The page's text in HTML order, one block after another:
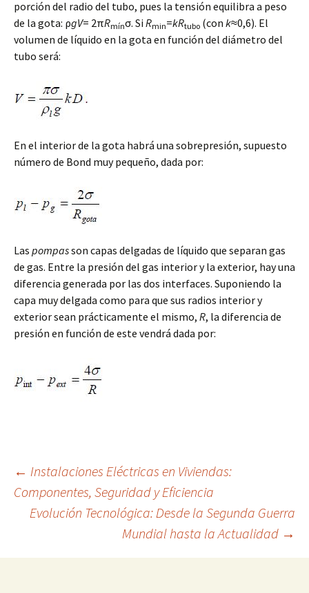
porción del radio del tubo, pues la tensión equilibra a peso
de la gota: ρgV= 2πRmínσ. Si Rmin=kRtubo (con k≈0,6). El
volumen de líquido en la gota en función del diámetro del
tubo será:
En el interior de la gota habrá una sobrepresión, supuesto
número de Bond muy pequeño, dada por:
Las pompasson capas delgadas de líquido que separan gas
de gas. Entre la presión del gas interior y la exterior, hay una
diferencia generada por las dos interfaces. Suponiendo la
capa muy delgada como para que sus radios interior y
exterior sean prácticamente el mismo, R, la diferencia de
presión en función de este vendrá dada por:
Navegación
de
entradas
← Instalaciones Eléctricas en Viviendas:
Componentes, Seguridad y Eficiencia
Evolución Tecnológica: Desde la Segunda Guerra
Mundial hasta la Actualidad →